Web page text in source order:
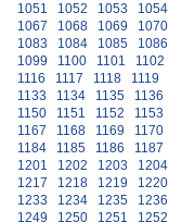
1051
1052 1053 1054
1067
1068 1069 1070
1083
1084 1085 1086
1099
1100 1101 1102
1116
1117 1118 1119
1133
1134 1135 1136
1150
1151 1152 1153
1167
1168 1169 1170
1184
1185 1186 1187
1201
1202 1203 1204
1217
1218 1219 1220
1233
1234 1235 1236
1249
1250 1251 1252